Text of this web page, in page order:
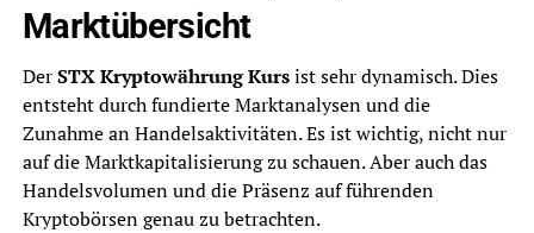
Marktübersicht
DerSTX Kryptowährung Kursist sehr dynamisch. Dies
entsteht durch fundierte Marktanalysen und die
Zunahme an Handelsaktivitäten. Es ist wichtig, nicht nur
auf die Marktkapitalisierung zu schauen. Aber auch das
Handelsvolumen und die Präsenz auf führenden
Kryptobörsen genau zu betrachten.